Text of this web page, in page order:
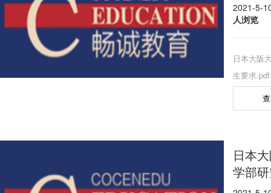
2021-5-
人浏览
日本大阪
生要求
日本
学部